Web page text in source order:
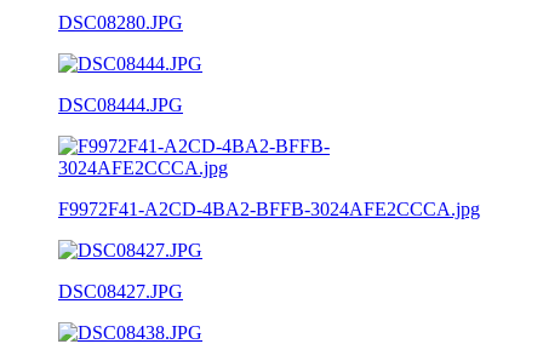
DSC08280.JPG
DSC08444.JPG
F9972F41-A2CD-4BA2-BFFB-3024AFE2CCCA.jpg
DSC08427.JPG